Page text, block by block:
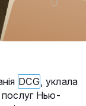
DCG, уклала
Нью-